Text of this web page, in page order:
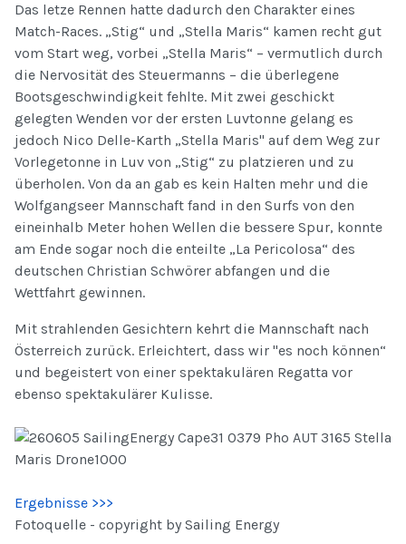
Das letze Rennen hatte dadurch den Charakter eines
Match-Races. „Stig“ und „Stella Maris“ kamen recht gut
vom Start weg, vorbei „Stella Maris“ – vermutlich durch
die Nervosität des Steuermanns – die überlegene
Bootsgeschwindigkeit fehlte. Mit zwei geschickt
gelegten Wenden vor der ersten Luvtonne gelang es
jedoch Nico Delle-Karth „Stella Maris" auf dem Weg zur
Vorlegetonne in Luv von „Stig“ zu platzieren und zu
überholen. Von da an gab es kein Halten mehr und die
Wolfgangseer Mannschaft fand in den Surfs von den
eineinhalb Meter hohen Wellen die bessere Spur, konnte
am Ende sogar noch die enteilte „La Pericolosa“ des
deutschen Christian Schwörer abfangen und die
Wettfahrt gewinnen.
Mit strahlenden Gesichtern kehrt die Mannschaft nach
Österreich zurück. Erleichtert, dass wir "es noch können“
und begeistert von einer spektakulären Regatta vor
ebenso spektakulärer Kulisse.
Ergebnisse >>>
Fotoquelle - copyright by Sailing Energy